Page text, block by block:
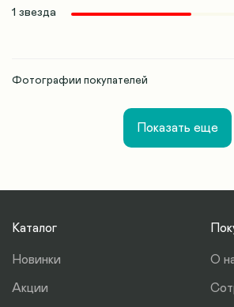
Фотографии покупателей
Показать еще
1 звезда
Каталог
Новинки
Акции
О